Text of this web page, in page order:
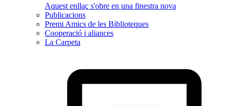
Aquest enllaç s'obre en una finestra nova
Publicacions
Premi Amics de les Biblioteques
Cooperació i aliances
La Carpeta